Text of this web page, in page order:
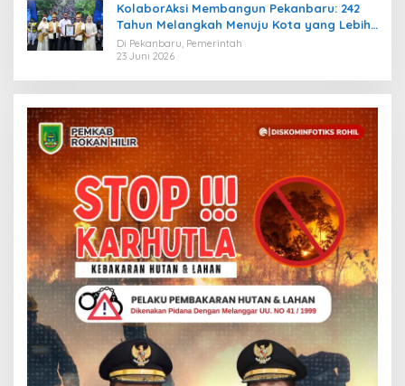
KolaborAksi Membangun Pekanbaru: 242
Tahun Melangkah Menuju Kota yang Lebih
Maju
Di Pekanbaru, Pemerintah
23 Juni 2026